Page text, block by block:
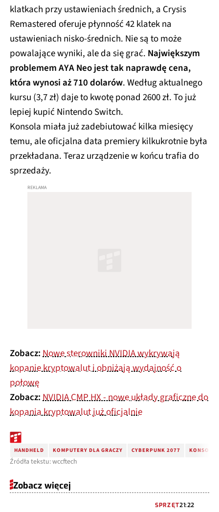
klatkach przy ustawieniach średnich, a Crysis
Remastered oferuje płynność 42 klatek na
ustawieniach nisko-średnich. Nie są to może
powalające wyniki, ale da się grać. Największym
problemem AYA Neo jest tak naprawdę cena,
która wynosi aż 710 dolarów. Według aktualnego
kursu (3,7 zł) daje to kwotę ponad 2600 zł. To już
lepiej kupić Nintendo Switch.
Konsola miała już zadebiutować kilka miesięcy
temu, ale oficjalna data premiery kilkukrotnie była
przekładana. Teraz urządzenie w końcu trafia do
sprzedaży.
Zobacz:Nowe sterowniki NVIDIA wykrywają
kopanie kryptowalut i obniżają wydajność o
połowę
Zobacz:NVIDIA CMP HX - nowe układy graficzne do
kopania kryptowalut już oficjalnie
HANDHELD KOMPUTERY DLA GRACZY CYBERPUNK 2077 KONSOLA
Źródła tekstu: wccftech
Zobacz więcej
SPRZĘT21:22